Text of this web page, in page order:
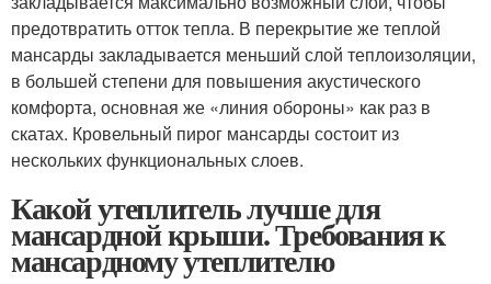
предотвратить отток тепла. В перекрытие же теплой
мансарды закладывается меньший слой теплоизоляции,
в большей степени для повышения акустического
комфорта, основная же «линия обороны» как раз в
скатах. Кровельный пирог мансарды состоит из
нескольких функциональных слоев.
Какой утеплитель лучше для
мансардной крыши. Требования к
мансардному утеплителю